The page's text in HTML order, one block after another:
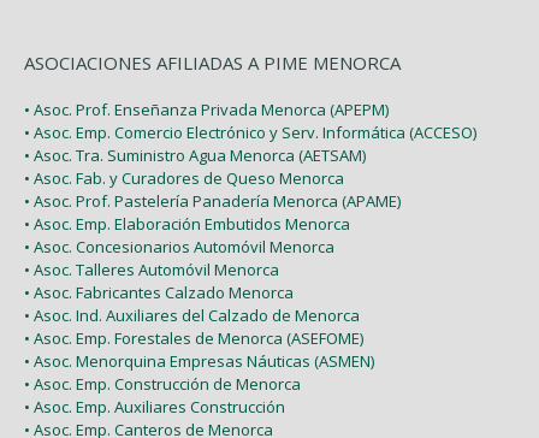
ASOCIACIONES AFILIADAS A PIME MENORCA
• Asoc. Prof. Enseñanza Privada Menorca (APEPM)
• Asoc. Emp. Comercio Electrónico y Serv. Informática (ACCESO)
• Asoc. Tra. Suministro Agua Menorca (AETSAM)
• Asoc. Fab. y Curadores de Queso Menorca
• Asoc. Prof. Pastelería Panadería Menorca (APAME)
• Asoc. Emp. Elaboración Embutidos Menorca
• Asoc. Concesionarios Automóvil Menorca
• Asoc. Talleres Automóvil Menorca
• Asoc. Fabricantes Calzado Menorca
• Asoc. Ind. Auxiliares del Calzado de Menorca
• Asoc. Emp. Forestales de Menorca (ASEFOME)
• Asoc. Menorquina Empresas Náuticas (ASMEN)
• Asoc. Emp. Construcción de Menorca
• Asoc. Emp. Auxiliares Construcción
• Asoc. Emp. Canteros de Menorca